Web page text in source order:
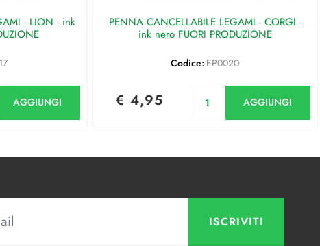
- LION - ink
AGGIUNGI
PENNA CANCELLABILE LEGAMI - CORGI -
ink nero FUORI PRODUZIONE
Codice: EP0020
€ 4,95 AGGIUNGI